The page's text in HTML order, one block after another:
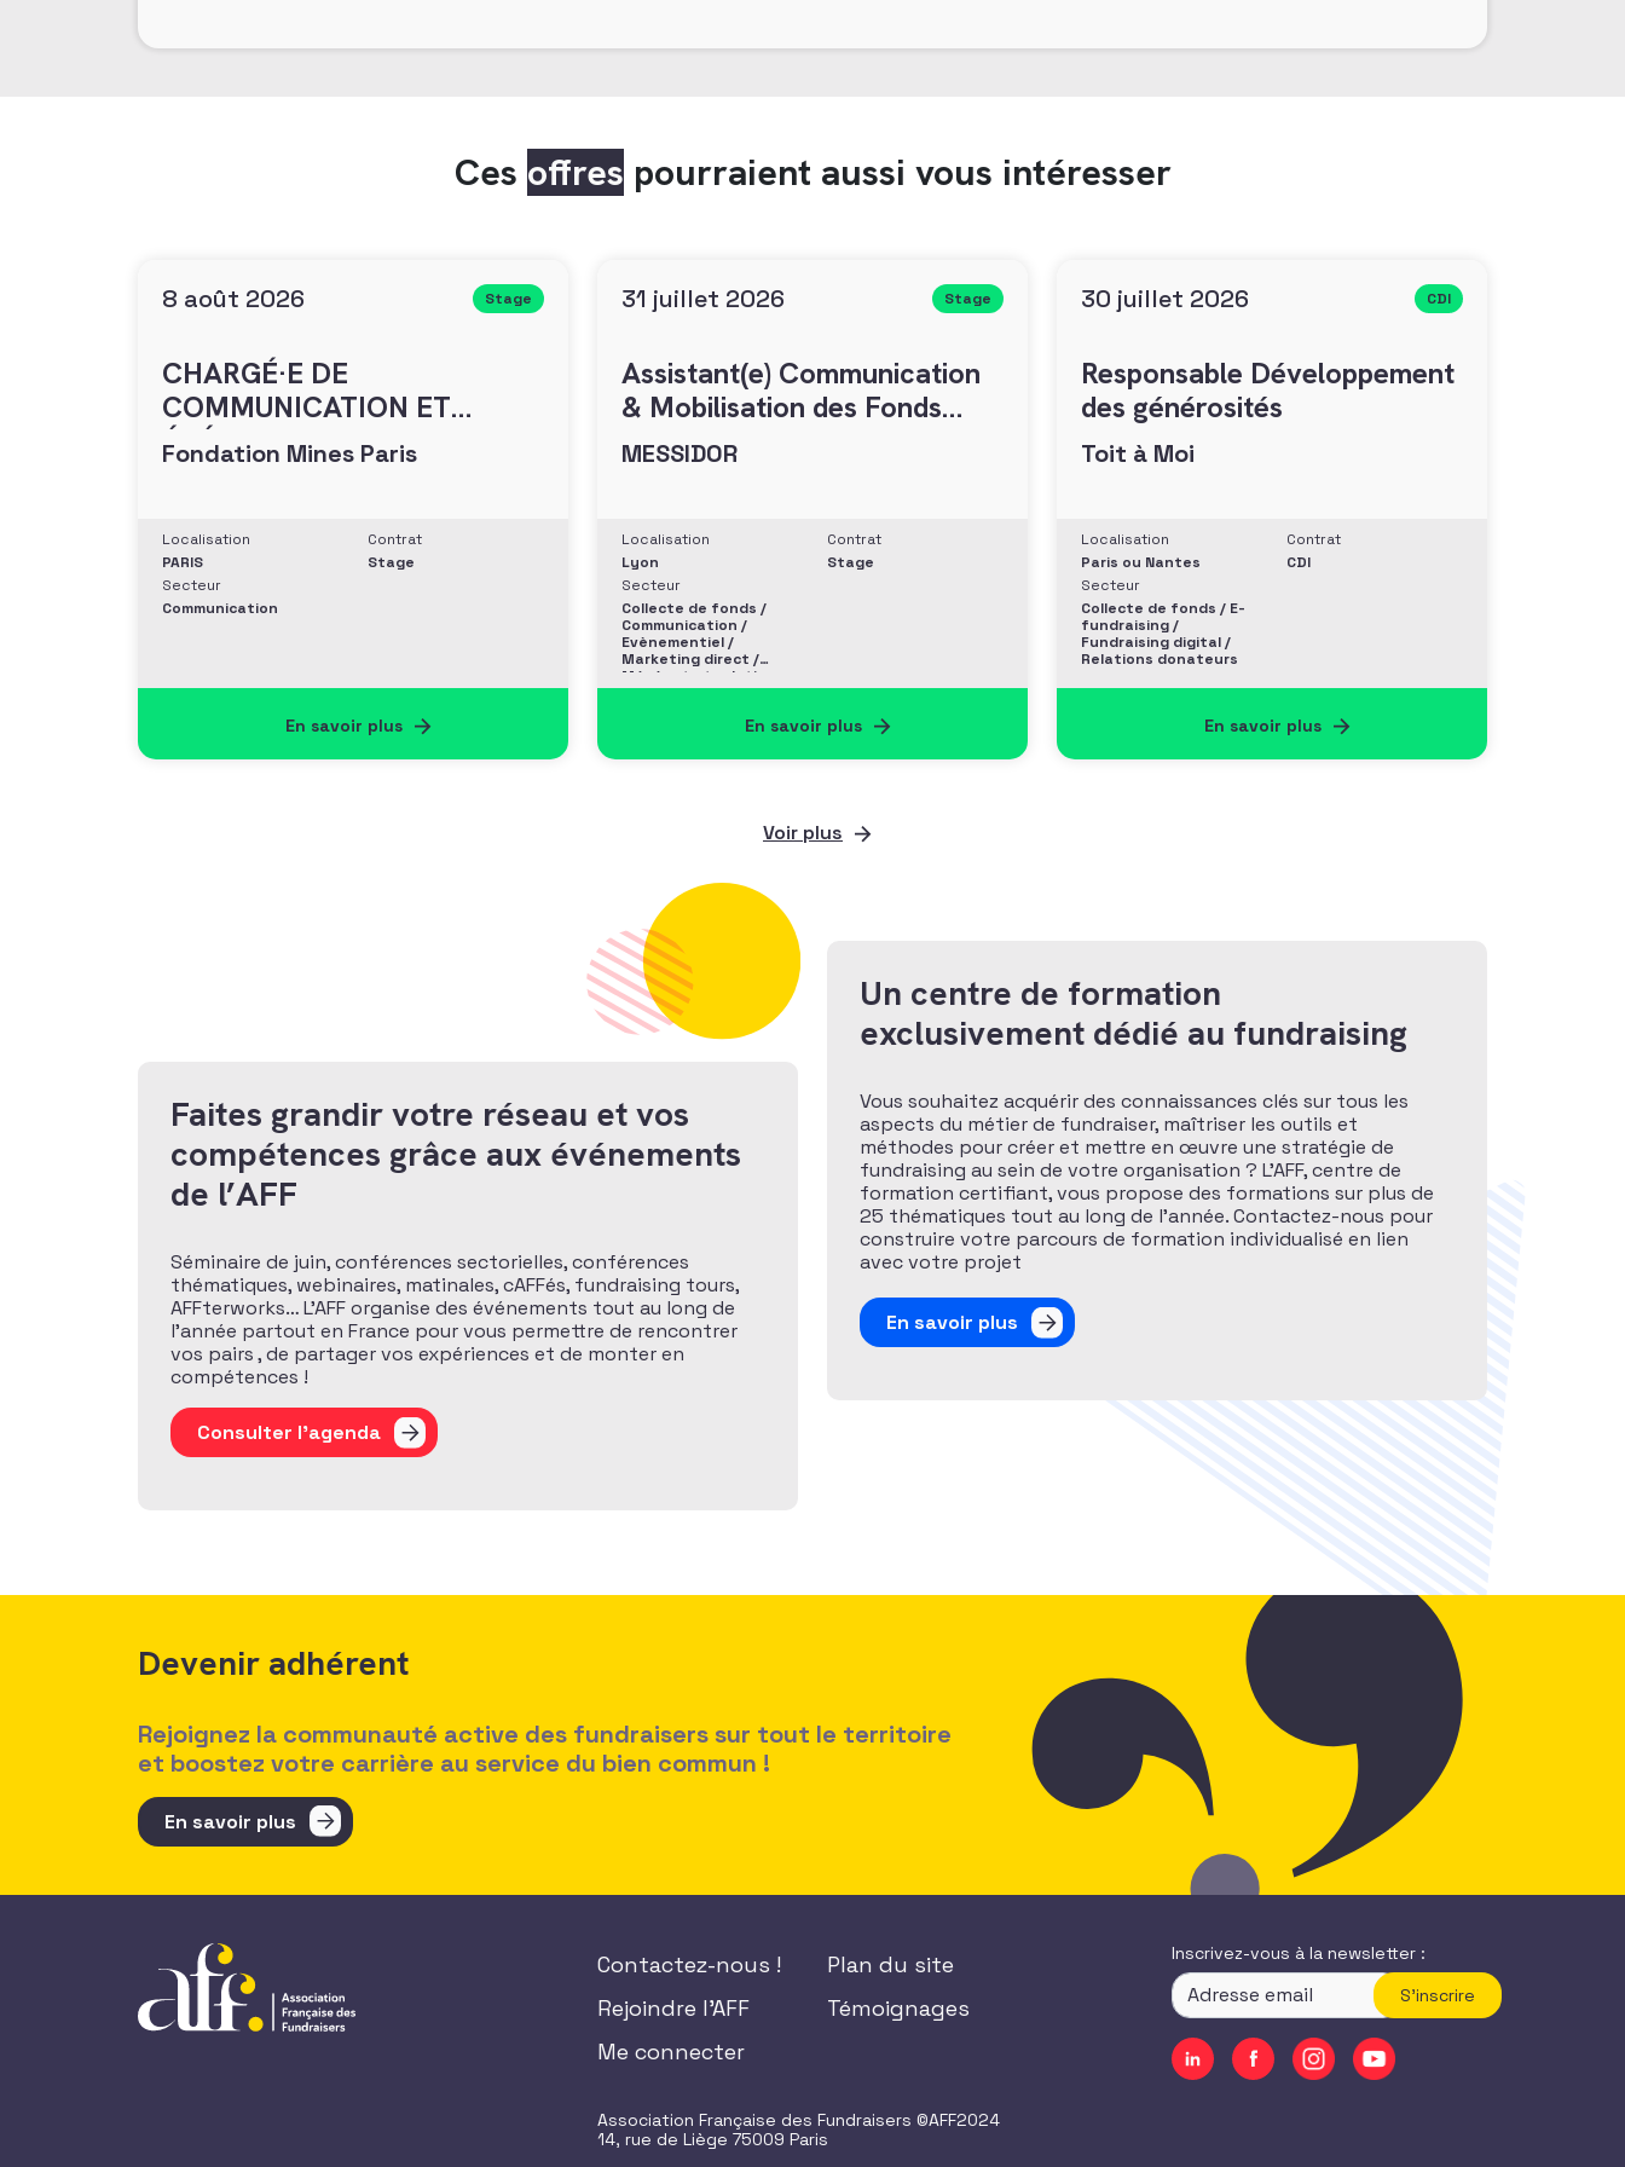
Ces offres pourraient aussi vous intéresser
8 août 2026 Stage
CHARGÉ·E DE
COMMUNICATION ET
ÉVÉNEMENTIEL
Fondation Mines Paris
Localisation
PARIS
Secteur
Communication
Contrat
Stage
En savoir plus
31 juillet 2026 Stage
Assistant(e) Communication
& Mobilisation des Fonds
(H/F)
MESSIDOR
Localisation
Lyon
Secteur
Collecte de fonds /
Communication /
Evènementiel /
Marketing direct /
Mécénat et relation
entreprise
Contrat
Stage
En savoir plus
30 juillet 2026 CDI
Responsable Développement
des générosités
Toit à Moi
Localisation
Paris ou Nantes
Secteur
Collecte de fonds / E-
fundraising /
Fundraising digital /
Relations donateurs
Contrat
CDI
En savoir plus
Voir plus
Faites grandir votre réseau et vos
compétences grâce aux événements
de l’AFF
Séminaire de juin, conférences sectorielles, conférences
thématiques, webinaires, matinales, cAFFés, fundraising tours,
AFFterworks… L’AFF organise des événements tout au long de
l’année partout en France pour vous permettre de rencontrer
vos pairs , de partager vos expériences et de monter en
compétences !
Consulter l'agenda
Un centre de formation
exclusivement dédié au fundraising
Vous souhaitez acquérir des connaissances clés sur tous les
aspects du métier de fundraiser, maîtriser les outils et
méthodes pour créer et mettre en œuvre une stratégie de
fundraising au sein de votre organisation ? L’AFF, centre de
formation certifiant, vous propose des formations sur plus de
25 thématiques tout au long de l’année. Contactez-nous pour
construire votre parcours de formation individualisé en lien
avec votre projet
En savoir plus
Devenir adhérent
Rejoignez la communauté active des fundraisers sur tout le territoire
et boostez votre carrière au service du bien commun !
En savoir plus
Contactez-nous !
Rejoindre l'AFF
Me connecter
Plan du site
Témoignages
Association Française des Fundraisers ©AFF2024
14, rue de Liège 75009 Paris
Inscrivez-vous à la newsletter :
S'inscrire